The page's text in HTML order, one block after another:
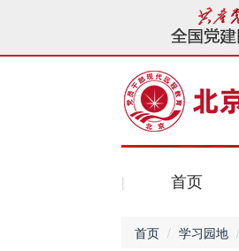
首页
首页 学习园地